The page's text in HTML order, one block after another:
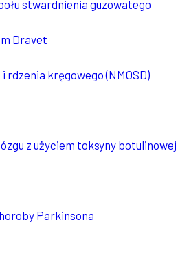
stwardnienia guzowatego
Dravet
kręgowego (NMOSD)
z użyciem toksyny
Parkinsona